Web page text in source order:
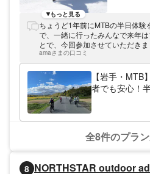
テンバイク
でもご参加
ボードも初
多種多様な
ともとスキ
夢中です。
ーマは、四
オーナー自
備、コース
参加くださ
しい景色と
もっと見る
ちょうど1年前にMTBの半日体
で、一緒に行ったみんなで来年
とで、今回参加させていただき
プしてE-MTBに初挑戦しました！ ガイドの方が私たちのことを
覚えていてくださってとっても
緊張することもなく、みんなで安
復習も含めてMTBの乗り方や、
り方も教えてくださり、練習か
を登ったり降りたり登り坂も楽々
アシストありがとう！ 行くとこ
た。 紅葉に染まる八幡平はとっても美しくて、オフロードの紅
葉路、最高に気持ちよかったで
はずの岩手山がうっすら雪化粧
なの思い出がまたひとつ増えま
amaさまの口コミ
【岩手・MTB
者でも安心！
全8件のプラ
8 NORTHSTAR outdoor